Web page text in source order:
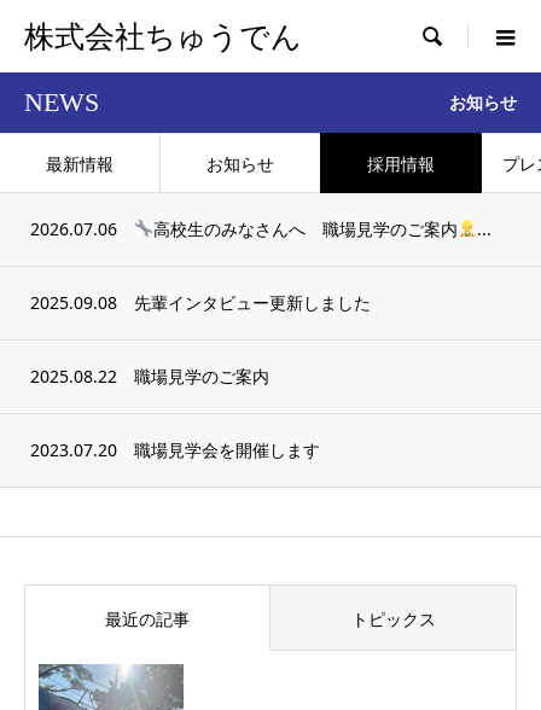
株式会社ちゅうでん 
NEWS お知らせ
最新情報 お知らせ 採用情報 プ
2026.07.06 高校生のみなさんへ 職場見学のご案内 ‍...
2025.09.08 先輩インタビュー更新しました
2025.08.22 職場見学のご案内
2023.07.20 職場見学会を開催します
最近の記事 トピックス